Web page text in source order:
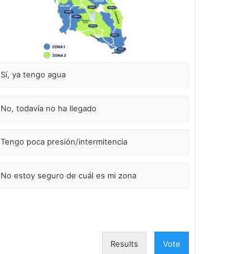
Sí, ya tengo agua
No, todavía no ha llegado
Tengo poca presión/intermitencia
No estoy seguro de cuál es mi zona
Results Vote